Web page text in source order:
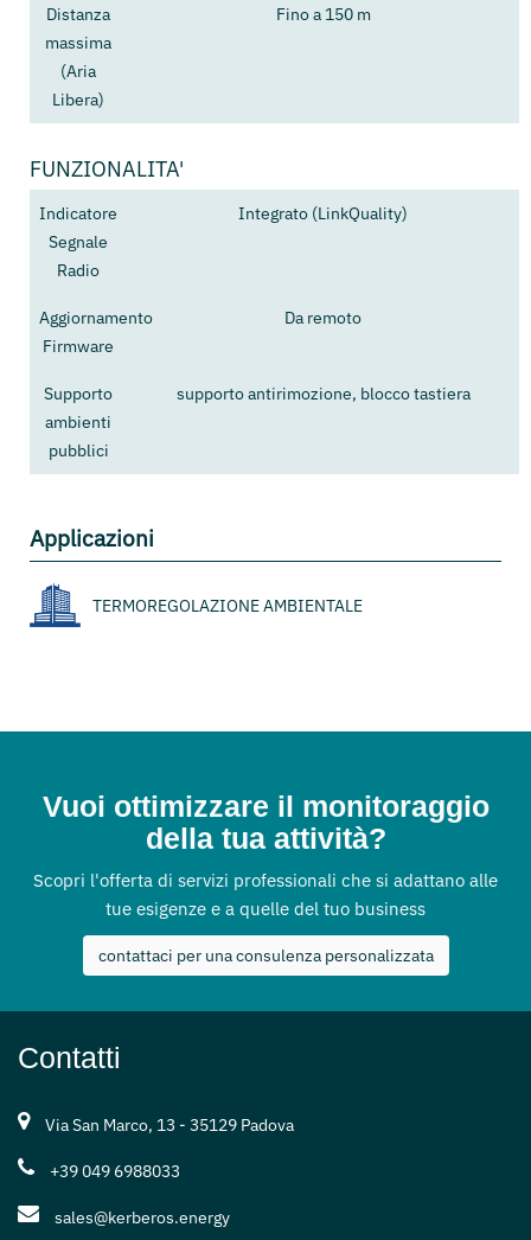
Distanza
massima
(Aria
Libera)
Fino a 150 m
FUNZIONALITA'
Indicatore
Segnale
Radio
Integrato (LinkQuality)
Aggiornamento
Firmware
Da remoto
Supporto
ambienti
pubblici
supporto antirimozione, blocco tastiera
Applicazioni
TERMOREGOLAZIONE AMBIENTALE
Vuoi ottimizzare il monitoraggio
della tua attività?
Scopri l'offerta di servizi professionali che si adattano alle
tue esigenze e a quelle del tuo business
contattaci per una consulenza personalizzata
Contatti
Via San Marco, 13 - 35129 Padova
+39 049 6988033
sales@kerberos.energy